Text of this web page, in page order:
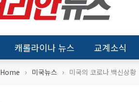
캐롤라이나 뉴스 교계소식
Home › 미국뉴스 › 미국의 코로나 백신상황